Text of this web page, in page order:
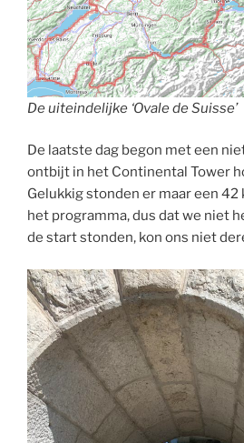
De uiteindelijke ‘Ovale de Suisse’
De laatste dag begon met een
ontbijt in het Continental Tower
Gelukkig stonden er maar een
het programma, dus dat we niet
de start stonden, kon ons niet